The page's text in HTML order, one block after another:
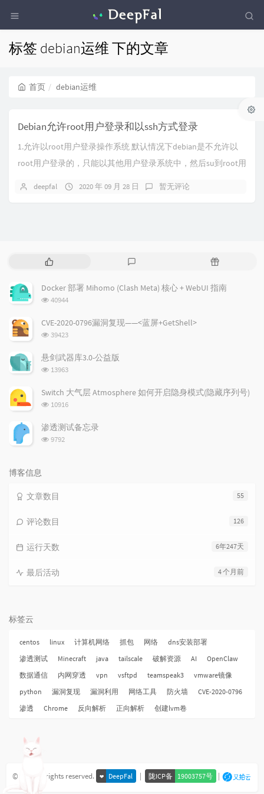
标签 debian运维 下的文章
首页 debian运维
Debian允许root用户登录和以ssh方式登录
1.允许以root用户登录操作系统 默认情况下debian是不允许以
root用户登录的，只能以其他用户登录系统中，然后su到root用
deepfal 2020 年 09 月 28 日 暂无评论
热
文
章
评
随
文
章
Docker 部署 Mihomo (Clash Meta) 核心 + WebUI 指南
浏
次
40944
CVE-2020-0796漏洞复现——<蓝屏+GetShell>
浏
次
数:
39423
悬剑武器库3.0-公益版
浏
次
13963
Switch 大气层 Atmosphere 如何开启隐身模式(隐藏序列号)
浏
次
数:
10916
渗透测试备忘录
浏
9792
博客信息
55
文章数目
126
评论数目
6年247天
运行天数
4 个月前
最后活动
标签云
centos linux 计算机网络 抓包 网络
dns安装部署
渗透测试
Minecraft java tailscale 破解资源 AI
OpenClaw
数据通信
内网穿透 vpn vsftpd teamspeak3
vmware镜像
python
漏洞复现 漏洞利用 网络工具 防火墙
CVE-2020-0796
渗透
Chrome 反向解析 正向解析 创建lvm卷
© 2026 All rights reserved. ❤ DeepFal | 陇ICP备 19003757号 |